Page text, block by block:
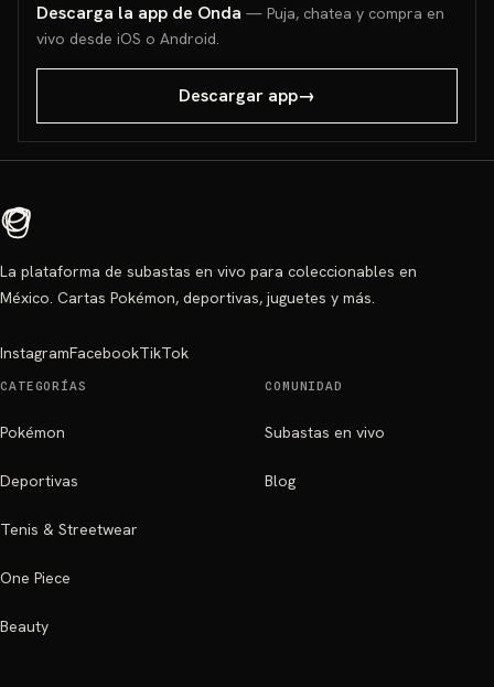
Descarga la app de Onda — Puja, chatea y compra en
vivo desde iOS o Android.
Descargar app→
La plataforma de subastas en vivo para coleccionables en
México. Cartas Pokémon, deportivas, juguetes y más.
InstagramFacebookTikTok
CATEGORÍAS
Pokémon
Deportivas
Tenis & Streetwear
One Piece
Beauty
COMUNIDAD
Subastas en vivo
Blog